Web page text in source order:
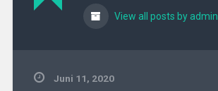
View all posts by admin
Juni 11, 2020